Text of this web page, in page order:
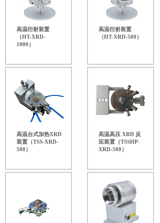
高温衍射装置
（HT-XRD-
1000）
高温衍射装置
（HT-XRD-500）
高温台式加热XRD
装置（TSS-XRD-
500）
高温高压 XRD 反
应装置（TSSHP-
XRD-500）